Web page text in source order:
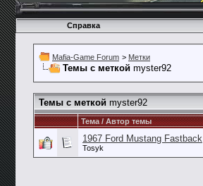
Справка
Mafia-Game Forum > Метки
Темы с меткой myster92
Темы с меткой myster92
Тема / Автор темы
1967 Ford Mustang Fastback
Tosyk